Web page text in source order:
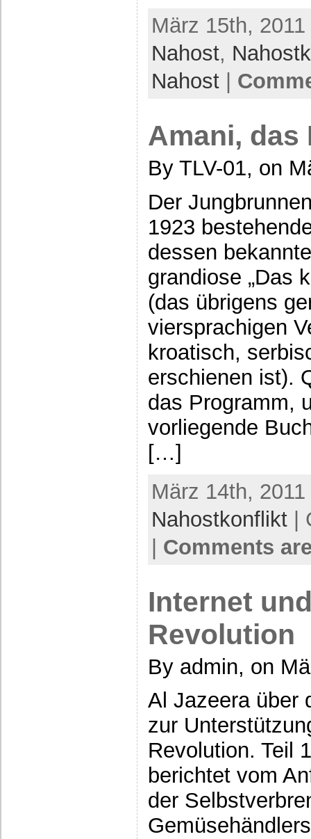
März 15th,
Nahost,
Nahost
Amani, das
By TLV-01, on
Der
1923
dessen
grandiose „Das
(das übrigens
viersprachigen
kroatisch,
erschienen ist).
das Programm,
vorliegende
[…]
März 14th,
Nahostkonflikt |
| Comments
Internet
Revolution
By admin, on
Al Jazeera über
zur
Revolution. Teil
berichtet vom
der